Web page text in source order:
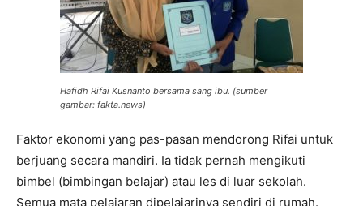
Hafidh Rifai Kusnanto bersama sang ibu. (sumber
gambar: fakta.news)
Faktor ekonomi yang pas-pasan mendorong Rifai untuk
berjuang secara mandiri. Ia tidak pernah mengikuti
bimbel (bimbingan belajar) atau les di luar sekolah.
Semua mata pelajaran dipelajarinya sendiri di rumah.